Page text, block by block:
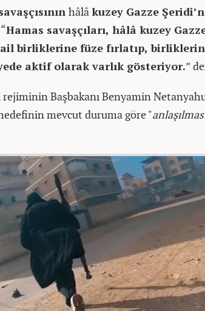
hâlâkuzey Gazze
Hamas savaşçıları, hâlâ kuzey
birliklerine füze fırlatıp,
aktif olarak varlık gösteriyor.”
rejiminin Başbakanı Benyamin
mevcut duruma göre "